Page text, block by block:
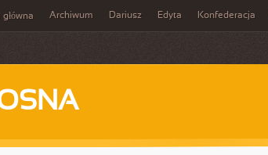
Archiwum Dariusz Edyta Konfederacja